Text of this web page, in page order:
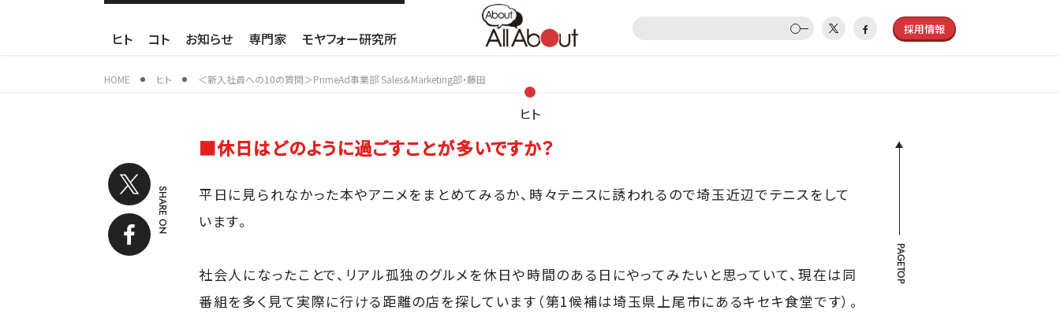
ヒト コト お知らせ 専門家 モヤフォー研究所
採用情報
HOME ヒト ＜新入社員への10の質問＞PrimeAd事業部 Sales＆Marketing部・藤田
ヒト
SHARE ON
■休日はどのように過ごすことが多いですか？
平日に見られなかった本やアニメをまとめてみるか、時々テニスに誘われるので埼玉近辺でテニスをして
います。
社会人になったことで、リアル孤独のグルメを休日や時間のある日にやってみたいと思っていて、現在は同
番組を多く見て実際に行ける距離の店を探しています（第1候補は埼玉県上尾市にあるキセキ食堂です）。
PAGETOP